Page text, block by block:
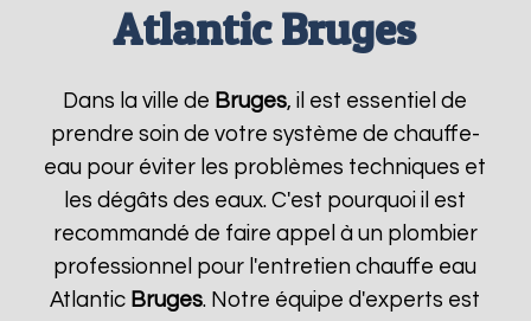
Atlantic Bruges
Dans la ville de Bruges, il est essentiel de
prendre soin de votre système de chauffe-
eau pour éviter les problèmes techniques et
les dégâts des eaux. C'est pourquoi il est
recommandé de faire appel à un plombier
professionnel pour l'entretien chauffe eau
Atlantic Bruges. Notre équipe d'experts est